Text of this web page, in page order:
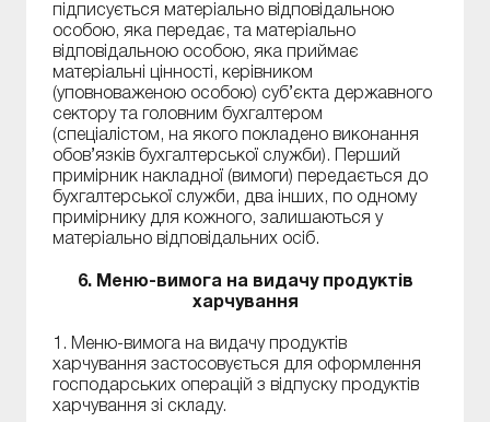
підписується матеріально відповідальною
особою, яка передає, та матеріально
відповідальною особою, яка приймає
матеріальні цінності, керівником
(уповноваженою особою) суб’єкта державного
сектору та головним бухгалтером
(спеціалістом, на якого покладено виконання
обов’язків бухгалтерської служби). Перший
примірник накладної (вимоги) передається до
бухгалтерської служби, два інших, по одному
примірнику для кожного, залишаються у
матеріально відповідальних осіб.
6. Меню-вимога на видачу продуктів
харчування
1. Меню-вимога на видачу продуктів
харчування застосовується для оформлення
господарських операцій з відпуску продуктів
харчування зі складу.